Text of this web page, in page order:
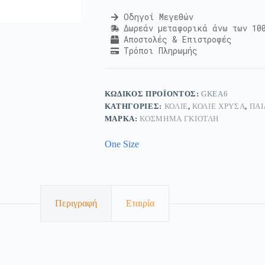
Οδηγοί Μεγεθών
Δωρεάν μεταφορικά άνω των
Αποστολές & Επιστροφές
Τρόποι Πληρωμής
ΚΩΔΙΚΌΣ ΠΡΟΪΌΝΤΟΣ:GKEA6
ΚΑΤΗΓΟΡΊΕΣ: ΚΟΛΙΈ,ΚΟΛΙΈ ΧΡΥΣΆ,
ΜΆΡΚΑ:ΚΟΣΜΗΜΑ ΓΚΙΟΤΛΗ
One Size
Περιγραφή Εταιρία